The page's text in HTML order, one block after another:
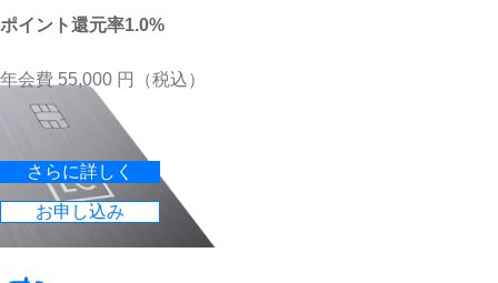
ポイント還元率1.0%
年会費 55,000 円（税込）
さらに詳しく
お申し込み